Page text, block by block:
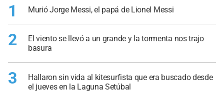
1 Murió Jorge Messi, el papá de Lionel Messi
2
El viento se llevó a un grande y la tormenta nos trajo
basura
3
Hallaron sin vida al kitesurfista que era buscado desde
el jueves en la Laguna Setúbal